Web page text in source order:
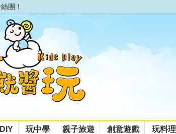
團！
玩中學 親子旅遊 創意遊戲 玩料理